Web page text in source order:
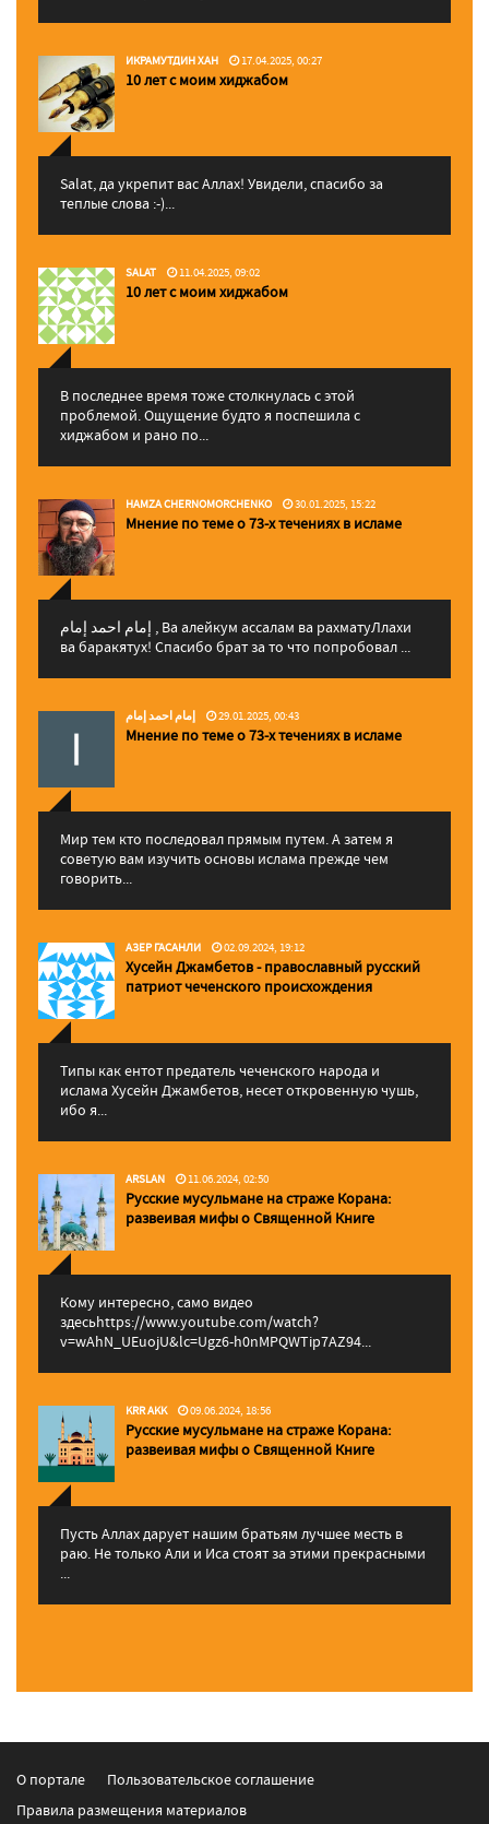
ИКРАМУТДИН ХАН 17.04.2025, 00:27
10 лет с моим хиджабом
Salat, да укрепит вас Аллаx! Увидели, спасибо за
теплые слова :-)...
SALAT 11.04.2025, 09:02
10 лет с моим хиджабом
В последнее время тоже столкнулась с этой
проблемой. Ощущение будто я поспешила с
хиджабом и рано по...
HAMZA CHERNOMORCHENKO 30.01.2025, 15:22
Мнение по теме о 73-х течениях в исламе
إمام احمد إمام , Ва алейкум ассалам ва рахматуЛлахи
ва баракятух! Спасибо брат за то что попробовал ...
إمام احمد إمام 29.01.2025, 00:43
Мнение по теме о 73-х течениях в исламе
Мир тем кто последовал прямым путем. А затем я
советую вам изучить основы ислама прежде чем
говорить...
АЗЕР ГАСАНЛИ 02.09.2024, 19:12
Хусейн Джамбетов - православный русский
патриот чеченского происхождения
Типы как ентот предатель чеченского народа и
ислама Хусейн Джамбетов, несет откровенную чушь,
ибо я...
ARSLAN 11.06.2024, 02:50
Русские мусульмане на страже Корана:
pазвеивая мифы о Священной Книге
Кому интересно, само видео
здесьhttps://www.youtube.com/watch?
v=wAhN_UEuojU&lc=Ugz6-h0nMPQWTip7AZ94...
KRR AKK 09.06.2024, 18:56
Русские мусульмане на страже Корана:
pазвеивая мифы о Священной Книге
Пусть Аллах дарует нашим братьям лучшее месть в
раю. Не только Али и Иса стоят за этими прекрасными
...
О портале
Пользовательское соглашение
Правила размещения материалов